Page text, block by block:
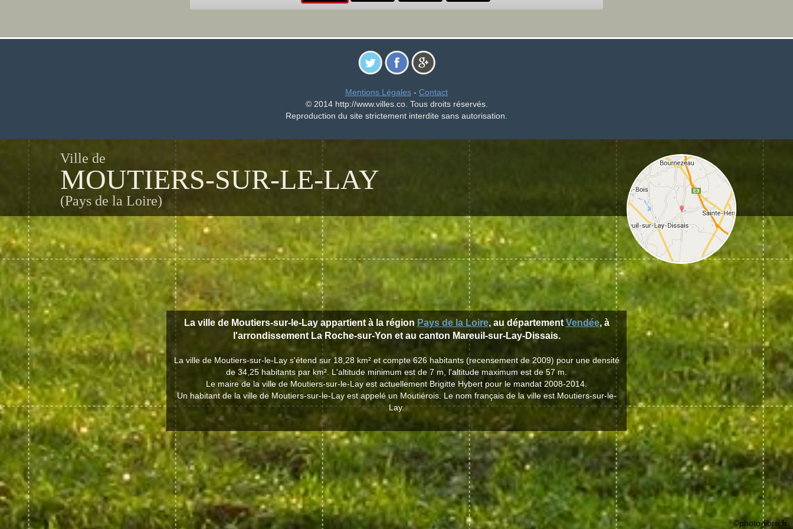
Mentions Légales - Contact
© 2014 http://www.villes.co. Tous droits réservés.
Reproduction du site strictement interdite sans autorisation.
Ville de
MOUTIERS-SUR-LE-LAY
(Pays de la Loire)
La ville de Moutiers-sur-le-Lay appartient à la région Pays de la Loire, au département Vendée, à
l'arrondissement La Roche-sur-Yon et au canton Mareuil-sur-Lay-Dissais.
La ville de Moutiers-sur-le-Lay s'étend sur 18,28 km² et compte 626 habitants (recensement de 2009) pour une densité
de 34,25 habitants par km². L'altitude minimum est de 7 m, l'altitude maximum est de 57 m.
Le maire de la ville de Moutiers-sur-le-Lay est actuellement Brigitte Hybert pour le mandat 2008-2014.
Un habitant de la ville de Moutiers-sur-le-Lay est appelé un Moutiérois. Le nom français de la ville est Moutiers-sur-le-
Lay.
©photo-libre.fr